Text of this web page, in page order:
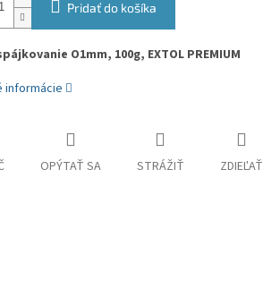
Pridať do košíka
O1mm, 100g, EXTOL PREMIUM
informácie
OPÝTAŤ SA STRÁŽIŤ ZDIEĽAŤ